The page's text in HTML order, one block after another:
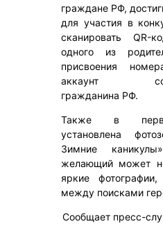
граждане РФ,
для участия в
сканировать QR-
одного из
присвоения
аккаунт
гражданина РФ.
Также в
установлена
Зимние
желающий может
яркие
между поисками
Сообщает пресс-